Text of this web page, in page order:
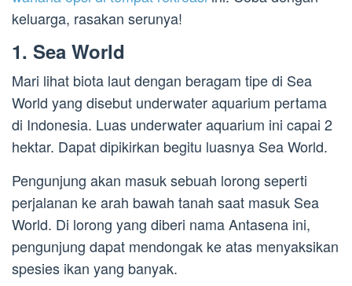
keluarga, rasakan serunya!
1. Sea World
Mari lihat biota laut dengan beragam tipe di Sea
World yang disebut underwater aquarium pertama
di Indonesia. Luas underwater aquarium ini capai 2
hektar. Dapat dipikirkan begitu luasnya Sea World.
Pengunjung akan masuk sebuah lorong seperti
perjalanan ke arah bawah tanah saat masuk Sea
World. Di lorong yang diberi nama Antasena ini,
pengunjung dapat mendongak ke atas menyaksikan
spesies ikan yang banyak.